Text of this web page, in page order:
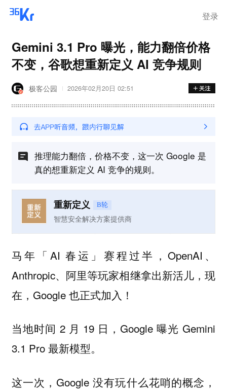
登录
Gemini 3.1 Pro 曝光，能力翻倍价格
不变，谷歌想重新定义 AI 竞争规则
极客公园 2026年02月20日 02:51
推理能力翻倍，价格不变，这一次 Google 是
真的想重新定义 AI 竞争的规则。
重新定义 B轮
智慧安全解决方案提供商
马年「AI 春运」赛程过半，OpenAI、
Anthropic、阿里等玩家相继拿出新活儿，现
在，Google 也正式加入！
当地时间 2 月 19 日，Google 曝光 Gemini
3.1 Pro 最新模型。
这一次，Google 没有玩什么花哨的概念，